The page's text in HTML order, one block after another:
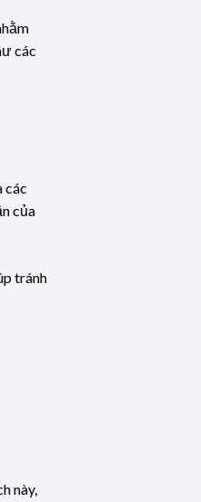
các
các
của
tránh
này,